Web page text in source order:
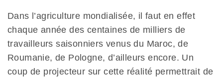
Dans l’agriculture mondialisée, il faut en effet
chaque année des centaines de milliers de
travailleurs saisonniers venus du Maroc, de
Roumanie, de Pologne, d’ailleurs encore. Un
coup de projecteur sur cette réalité permettrait de